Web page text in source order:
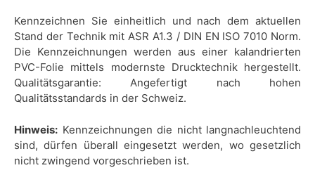
Kennzeichnen Sie einheitlich und nach dem aktuellen
Stand der Technik mit ASR A1.3 / DIN EN ISO 7010 Norm.
Die Kennzeichnungen werden aus einer kalandrierten
PVC-Folie mittels modernste Drucktechnik hergestellt.
Qualitätsgarantie: Angefertigt nach hohen
Qualitätsstandards in der Schweiz.
Hinweis: Kennzeichnungen die nicht langnachleuchtend
sind, dürfen überall eingesetzt werden, wo gesetzlich
nicht zwingend vorgeschrieben ist.